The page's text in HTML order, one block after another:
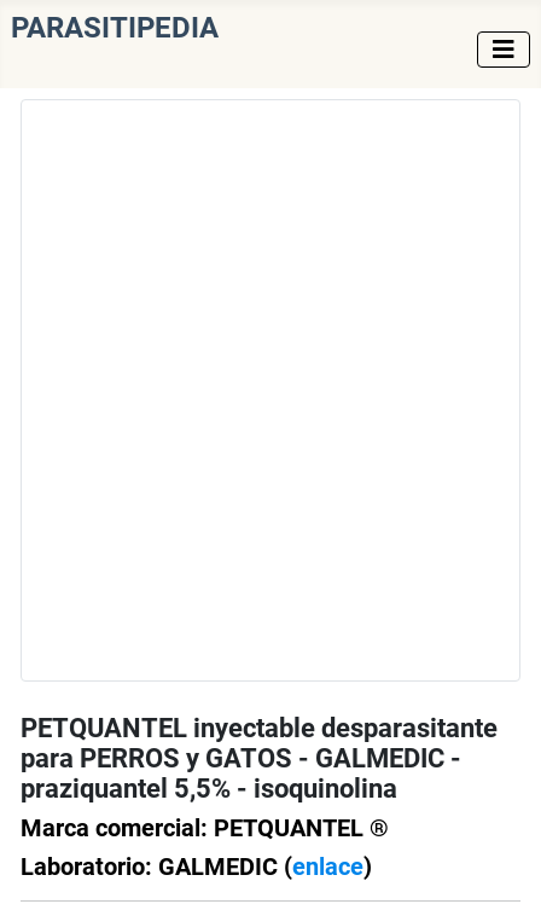
PARASITIPEDIA
PETQUANTEL inyectable desparasitante
para PERROS y GATOS - GALMEDIC -
praziquantel 5,5% - isoquinolina
Marca comercial: PETQUANTEL ®
Laboratorio: GALMEDIC (enlace)